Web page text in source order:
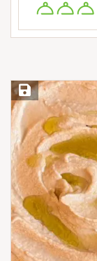
Save Recipe